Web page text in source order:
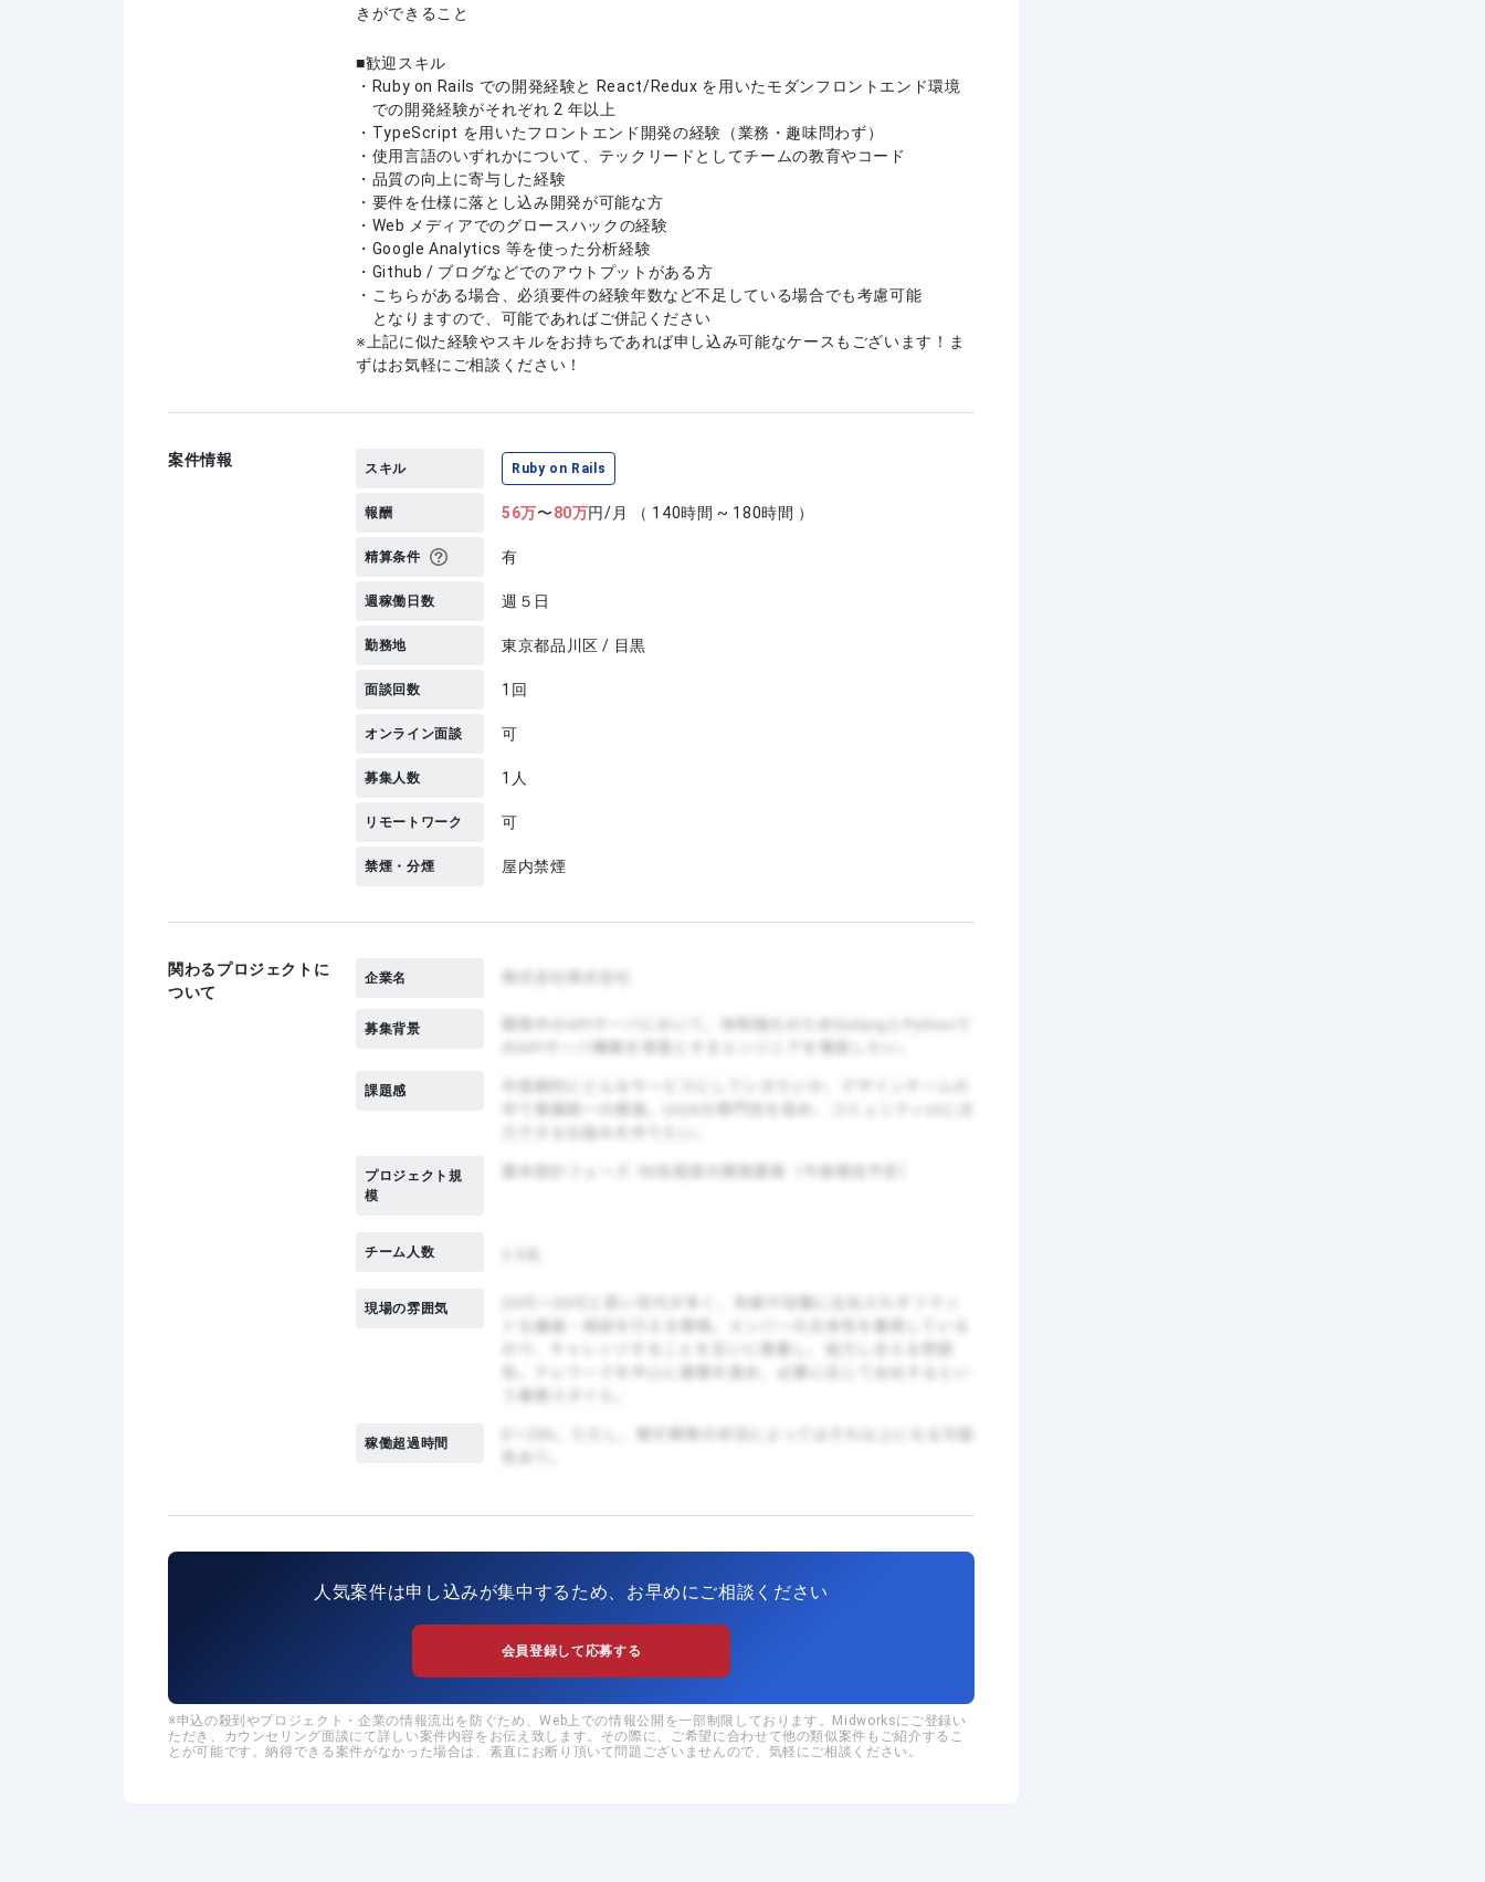
きができること
歓迎スキル
・Ruby on Rails での開発経験と React/Redux を用いたモダンフロントエンド環境
での開発経験がそれぞれ 2 年以上
・TypeScript を用いたフロントエンド開発の経験（業務・趣味問わず）
・使用言語のいずれかについて、テックリードとしてチームの教育やコード
・品質の向上に寄与した経験
・要件を仕様に落とし込み開発が可能な方
・Web メディアでのグロースハックの経験
・Google Analytics 等を使った分析経験
・Github / ブログなどでのアウトプットがある方
・こちらがある場合、必須要件の経験年数など不足している場合でも考慮可能
となりますので、可能であればご併記ください
上記に似た経験やスキルをお持ちであれば申し込み可能なケースもございます！ま
ずはお気軽にご相談ください！
案件情報 スキル Ruby on Rails
報酬 56万〜80万円/月 （ 140時間 ~ 180時間 ）
精算条件 有
週稼働日数 週５日
勤務地 東京都品川区 / 目黒
面談回数 1回
オンライン面談 可
募集人数 1人
リモートワーク 可
禁煙・分煙 屋内禁煙
関わるプロジェクトに
ついて
企業名
募集背景
課題感
プロジェクト規
模
チーム人数
現場の雰囲気
稼働超過時間
人気案件は申し込みが集中するため、お早めにご相談ください
会員登録して応募する
申込の殺到やプロジェクト・企業の情報流出を防ぐため、Web上での情報公開を一部制限しております。Midworksにご登録い
ただき、カウンセリング面談にて詳しい案件内容をお伝え致します。その際に、ご希望に合わせて他の類似案件もご紹介するこ
とが可能です。納得できる案件がなかった場合は、素直にお断り頂いて問題ございませんので、気軽にご相談ください。